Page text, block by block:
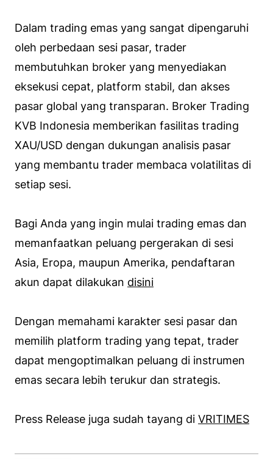
Dalam trading emas yang sangat dipengaruhi
oleh perbedaan sesi pasar, trader
membutuhkan broker yang menyediakan
eksekusi cepat, platform stabil, dan akses
pasar global yang transparan. Broker Trading
KVB Indonesia memberikan fasilitas trading
XAU/USD dengan dukungan analisis pasar
yang membantu trader membaca volatilitas di
setiap sesi.
Bagi Anda yang ingin mulai trading emas dan
memanfaatkan peluang pergerakan di sesi
Asia, Eropa, maupun Amerika, pendaftaran
akun dapat dilakukan disini
Dengan memahami karakter sesi pasar dan
memilih platform trading yang tepat, trader
dapat mengoptimalkan peluang di instrumen
emas secara lebih terukur dan strategis.
Press Release juga sudah tayang di VRITIMES